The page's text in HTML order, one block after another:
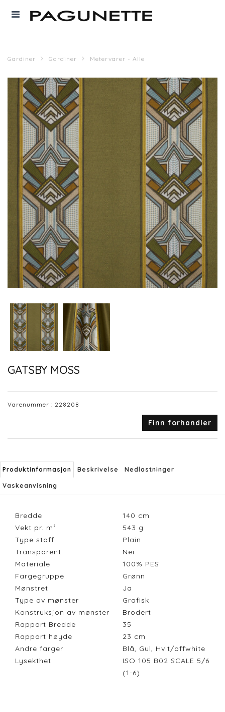
Gardiner Gardiner Metervarer - Alle
GATSBY MOSS
Varenummer : 228208
Finn forhandler
Produktinformasjon Beskrivelse Nedlastninger
Vaskeanvisning
Bredde 140 cm
Vekt pr. m²
543 g
Type stoff
Plain
Transparent
Nei
Materiale
100% PES
Fargegruppe
Grønn
Mønstret
Ja
Type av mønster
Grafisk
Konstruksjon av mønster
Brodert
Rapport Bredde
35
Rapport høyde
23 cm
Andre farger
Blå, Gul, Hvit/offwhite
Lysekthet
ISO 105 B02 SCALE 5/6
(1-6)